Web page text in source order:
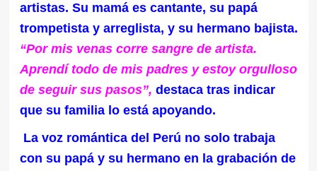
artistas. Su mamá es cantante, su papá
trompetista y arreglista, y su hermano bajista.
“Por mis venas corre sangre de artista.
Aprendí todo de mis padres y estoy orgulloso
de seguir sus pasos”, destaca tras indicar
que su familia lo está apoyando.
La voz romántica del Perú no solo trabaja
con su papá y su hermano en la grabación de